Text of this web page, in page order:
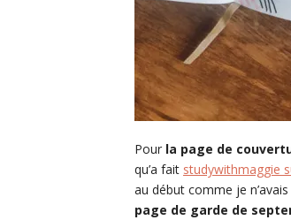
Pour la page de
qu’a fait studywithmaggie
au début comme je
page de garde de